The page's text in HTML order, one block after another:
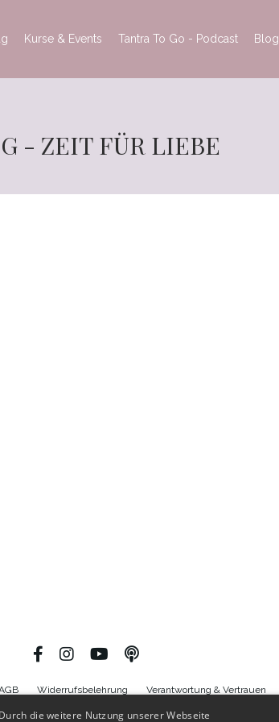
Kurse & Events Tantra To Go - Podcast Blog
- ZEIT FÜR LIEBE
Widerrufsbelehrung Verantwortung & Vertrauen
die weitere Nutzung unserer Webseite